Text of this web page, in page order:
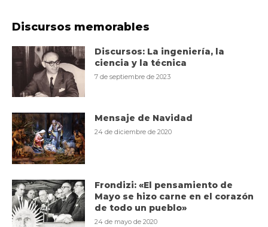
Discursos memorables
Discursos: La ingeniería, la
ciencia y la técnica
7 de septiembre de 2023
Mensaje de Navidad
24 de diciembre de 2020
Frondizi: «El pensamiento de
Mayo se hizo carne en el corazón
de todo un pueblo»
24 de mayo de 2020